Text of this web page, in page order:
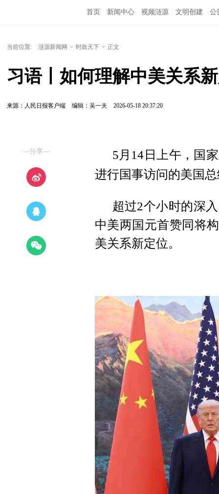
首页 新闻中心 视频涟源 文明创建 公
当前位置: 涟源新闻网 > 时政天下 > 正文
习语丨如何理解中美关系
来源：人民日报客户端 编辑：吴一夫 2026-05-18 20:37:20
—分享—
5月14日上午，国
进行国事访问的美国
超过2个小时的深
中美两国元首赞同将
美关系新定位。